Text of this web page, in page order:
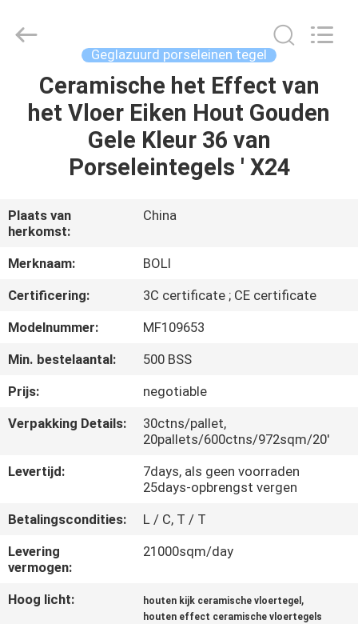
HUIS
PRODUCTEN
OVER
ONS
FABRIEKSTOCHT
KWALITEITSCONTROLE
NEEM
MET
OP
VRAAG
EEN
CERAMICS
CO.,LTD..
Geglazuurd porseleinen tegel
Ceramische het Effect van
het Vloer Eiken Hout Gouden
Gele Kleur 36 van
Porseleintegels ' X24
Plaats van
herkomst:
China
Merknaam:
BOLI
Certificering:
3C certificate ; CE certificate
Modelnummer:
MF109653
Min. bestelaantal:
500 BSS
Prijs:
negotiable
Verpakking Details:
30ctns/pallet,
20pallets/600ctns/972sqm/20'
Levertijd:
7days, als geen voorraden
25days-opbrengst vergen
Betalingscondities:
L / C, T / T
Levering
vermogen:
21000sqm/day
Hoog licht: houten kijk ceramische vloertegel ,
houten effect ceramische vloertegels